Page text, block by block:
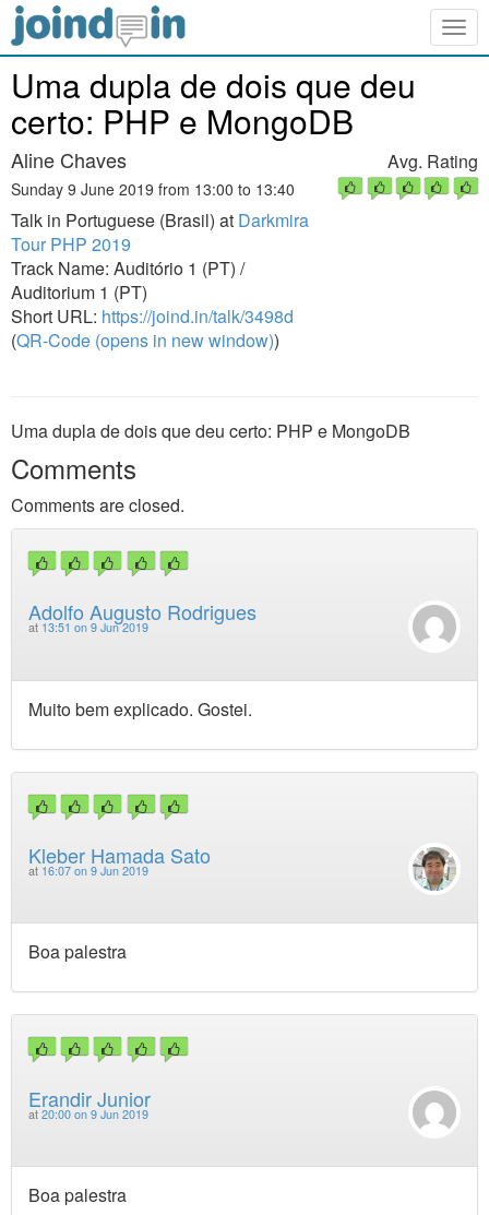
Uma dupla de dois que deu
certo: PHP e MongoDB
Aline Chaves
Sunday 9 June 2019 from 13:00 to 13:40
Talk in Portuguese (Brasil) at Darkmira
Tour PHP 2019
Track Name: Auditório 1 (PT) /
Auditorium 1 (PT)
Short URL: https://joind.in/talk/3498d
(QR-Code (opens in new window))
Avg. Rating
Uma dupla de dois que deu certo: PHP e MongoDB
Comments
Comments are closed.
Adolfo Augusto Rodrigues
at 13:51 on 9 Jun 2019
Muito bem explicado. Gostei.
Kleber Hamada Sato
at 16:07 on 9 Jun 2019
Boa palestra
Erandir Junior
at 20:00 on 9 Jun 2019
Boa palestra